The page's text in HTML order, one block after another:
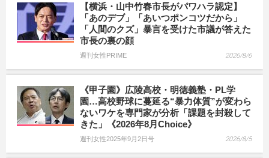
【横浜・山中竹春市長がパワハラ認定】
「あのデブ」「あいつポンコツだから」
「人間のクズ」暴言を受けた市議が答えた
市長の裏の顔
週刊女性PRIME 2026/8/6
《甲子園》広陵高校・明徳義塾・PL学
園…高校野球に蔓延る“暴力体質”が変わら
ないワケを専門家が分析「課題を封殺して
きた」《2026年8月Choice》
週刊女性2025年9月2日号 2026/8/5